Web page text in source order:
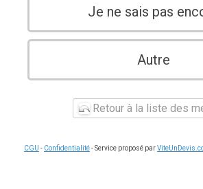
Je ne sais pas
Autre
Retour à la liste des
CGU - Confidentialité- Service proposé par